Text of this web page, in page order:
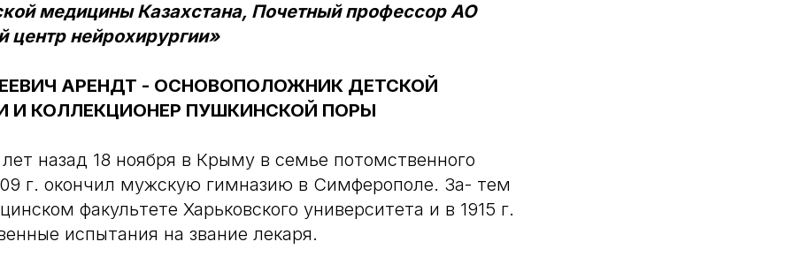
медицины Казахстана, Почетный профессор АО
центр нейрохирургии»
АРЕНДТ - ОСНОВОПОЛОЖНИК ДЕТСКОЙ
И КОЛЛЕКЦИОНЕР ПУШКИНСКОЙ ПОРЫ
назад 18 ноября в Крыму в семье потомственного
г. окончил мужскую гимназию в Симферополе. За- тем
факультете Харьковского университета и в 1915 г.
испытания на звание лекаря.